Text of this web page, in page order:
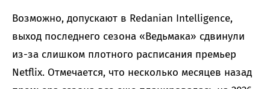
Возможно, допускают в Redanian Intelligence,
выход последнего сезона «Ведьмака» сдвинули
из-за слишком плотного расписания премьер
Netflix. Отмечается, что несколько месяцев назад